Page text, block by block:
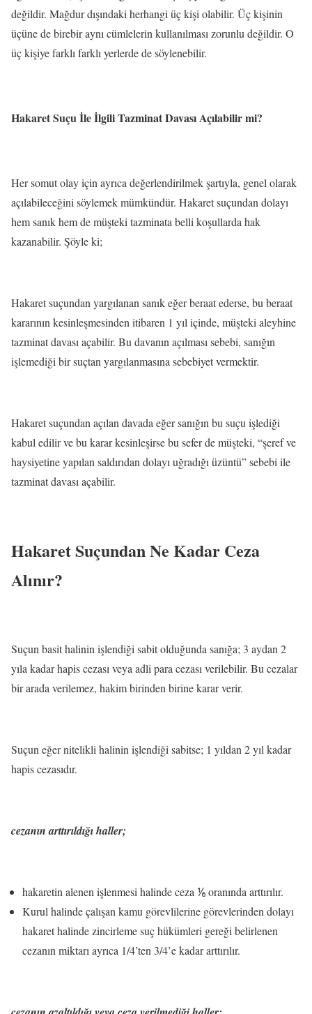
değildir. Mağdur dışındaki herhangi üç kişi olabilir. Üç kişinin
üçüne de birebir aynı cümlelerin kullanılması zorunlu değildir. O
üç kişiye farklı farklı yerlerde de söylenebilir.
Hakaret Suçu İle İlgili Tazminat Davası Açılabilir mi?
Her somut olay için ayrıca değerlendirilmek şartıyla, genel olarak
açılabileceğini söylemek mümkündür. Hakaret suçundan dolayı
hem sanık hem de müşteki tazminata belli koşullarda hak
kazanabilir. Şöyle ki;
Hakaret suçundan yargılanan sanık eğer beraat ederse, bu beraat
kararının kesinleşmesinden itibaren 1 yıl içinde, müşteki aleyhine
tazminat davası açabilir. Bu davanın açılması sebebi, sanığın
işlemediği bir suçtan yargılanmasına sebebiyet vermektir.
Hakaret suçundan açılan davada eğer sanığın bu suçu işlediği
kabul edilir ve bu karar kesinleşirse bu sefer de müşteki, “şeref ve
haysiyetine yapılan saldırıdan dolayı uğradığı üzüntü” sebebi ile
tazminat davası açabilir.
Hakaret Suçundan Ne Kadar Ceza
Alınır?
Suçun basit halinin işlendiği sabit olduğunda sanığa; 3 aydan 2
yıla kadar hapis cezası veya adli para cezası verilebilir. Bu cezalar
bir arada verilemez, hakim birinden birine karar verir.
Suçun eğer nitelikli halinin işlendiği sabitse; 1 yıldan 2 yıl kadar
hapis cezasıdır.
cezanın arttırıldığı haller;
hakaretin alenen işlenmesi halinde ceza ⅙ oranında arttırılır.
Kurul halinde çalışan kamu görevlilerine görevlerinden dolayı
hakaret halinde zincirleme suç hükümleri gereği belirlenen
cezanın miktarı ayrıca 1/4’ten 3/4’e kadar arttırılır.